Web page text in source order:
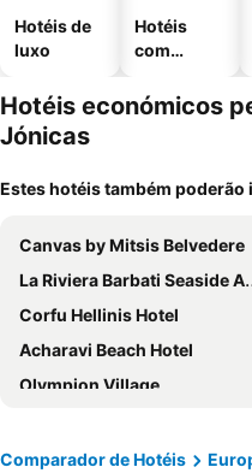
Hotéis de
luxo
Hotéis
com
Hotéis económicos
Jónicas
Estes hotéis também poderão
Canvas by Mitsis Belvedere
La Riviera Barbati Seaside Apartments
Corfu Hellinis Hotel
Acharavi Beach Hotel
Olympion Village
Sunshine Corfu Hotel & Spa
Comparador de Hotéis